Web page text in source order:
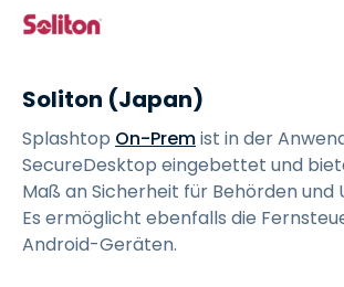
Soliton (Japan)
Splashtop On-Premist in der
SecureDesktop eingebettet und
Maß an Sicherheit für Behörden und
Es ermöglicht ebenfalls die
Android-Geräten.